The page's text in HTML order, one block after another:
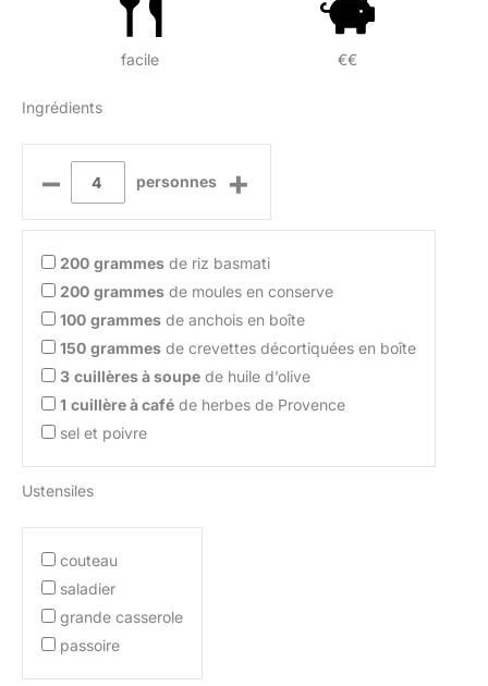
facile €€
Ingrédients
– personnes +
200 grammes de riz basmati
200 grammes de moules en conserve
100 grammes de anchois en boîte
150 grammes de crevettes décortiquées en boîte
3 cuillères à soupe de huile d’olive
1 cuillère à café de herbes de Provence
sel et poivre
Ustensiles
couteau
saladier
grande casserole
passoire